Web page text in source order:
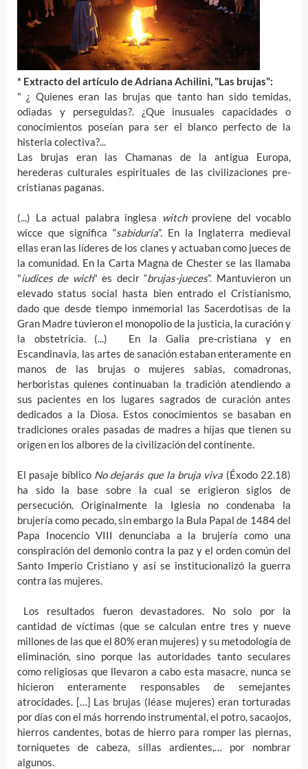
* Extracto del artículo de Adriana Achilini, "Las brujas":
" ¿ Quienes eran las brujas que tanto han sido temidas,
odiadas y perseguidas?. ¿Que inusuales capacidades o
conocimientos poseían para ser el blanco perfecto de la
histeria colectiva?...
Las brujas eran las Chamanas de la antigua Europa,
herederas culturales espirituales de las civilizaciones pre-
cristianas paganas.
(...) La actual palabra inglesa witchproviene del vocablo
wicce que significa “sabiduría”. En la Inglaterra medieval
ellas eran las líderes de los clanes y actuaban como jueces de
la comunidad. En la Carta Magna de Chester se las llamaba
"iudices de wich" es decir “brujas-jueces”. Mantuvieron un
elevado status social hasta bien entrado el Cristianismo,
dado que desde tiempo inmemorial las Sacerdotisas de la
Gran Madre tuvieron el monopolio de la justicia, la curación y
la obstetricia. (...) En la Galia pre-cristiana y en
Escandinavia, las artes de sanación estaban enteramente en
manos de las brujas o mujeres sabias, comadronas,
herboristas quienes continuaban la tradición atendiendo a
sus pacientes en los lugares sagrados de curación antes
dedicados a la Diosa. Estos conocimientos se basaban en
tradiciones orales pasadas de madres a hijas que tienen su
origen en los albores de la civilización del continente.
El pasaje bíblico No dejarás que la bruja viva (Éxodo 22.18)
ha sido la base sobre la cual se erigieron siglos de
persecución. Originalmente la Iglesia no condenaba la
brujería como pecado, sin embargo la Bula Papal de 1484 del
Papa Inocencio VIII denunciaba a la brujería como una
conspiración del demonio contra la paz y el orden común del
Santo Imperio Cristiano y así se institucionalizó la guerra
contra las mujeres.
Los resultados fueron devastadores. No solo por la
cantidad de víctimas (que se calculan entre tres y nueve
millones de las que el 80% eran mujeres) y su metodología de
eliminación, sino porque las autoridades tanto seculares
como religiosas que llevaron a cabo esta masacre, nunca se
hicieron enteramente responsables de semejantes
atrocidades. […] Las brujas (léase mujeres) eran torturadas
por días con el más horrendo instrumental, el potro, sacaojos,
hierros candentes, botas de hierro para romper las piernas,
torniquetes de cabeza, sillas ardientes,… por nombrar
algunos.